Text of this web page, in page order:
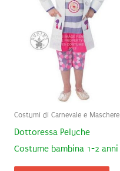
Costumi di Carnevale e Maschere
Dottoressa Peluche
Costume bambina 1-2 anni